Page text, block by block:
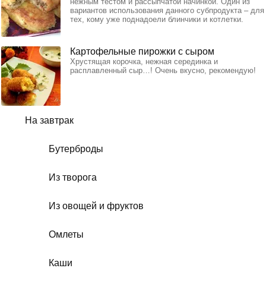
На завтрак
Бутерброды
Из творога
Из овощей и фруктов
Омлеты
Каши
вариантов использования данного субпродукта – для
тех, кому уже поднадоели блинчики и котлетки.
Картофельные пирожки с сыром
Хрустящая корочка, нежная серединка и
расплавленный сыр…! Очень вкусно, рекомендую!